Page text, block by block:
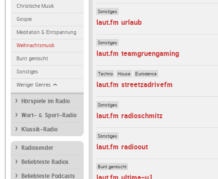
Christliche Musik
Gospel
Meditation & Entspannung
Weihnachtsmusik
Bunt gemischt
Sonstiges
Weniger Genres
Hörspiele im Radio
Wort- & Sport-Radio
Klassik-Radio
Radiosender
Beliebteste Radios
Beliebteste Podcasts
Sonstiges
laut.fm urlaub
Sonstiges
laut.fm teamgruengaming
Techno House Eurodance
laut.fm streetzadrivefm
Sonstiges
laut.fm radioschmitz
Sonstiges
laut.fm radioout
Bunt gemischt